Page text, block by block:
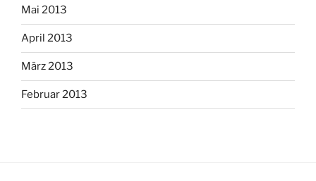
Mai 2013
April 2013
März 2013
Februar 2013